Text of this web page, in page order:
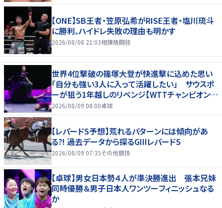
【ONE】SB王者・笠原弘希がRISE王者・塩川琉斗
に勝利、ハイドレ失敗の理由も明かす
2026/08/08 21:03相撲格闘技
世界4位撃破の篠塚大登が快進撃に込めた思い
「自分も強い3人に入って活躍したい」 サウスポ
ーが狙う1年越しのリベンジ【WTTチャンピオンズ
横浜2026】
2026/08/09 08:00卓球
【レパードS予想】荒れるパターンには傾向があ
る?! 過去データから探るGIIIレパードS
2026/08/09 07:35その他競技
【卓球】男女日本勢４人が準決勝進出 張本兄妹
同時優勝＆男子日本人ワンツーフィニッシュなる
か